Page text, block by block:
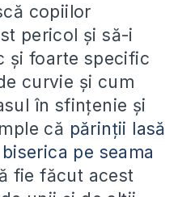
copiilor
pericol și să-i
și foarte specific
curvie și cum
în sfințenie și
că părinții lasă
pe seama
fie făcut acest